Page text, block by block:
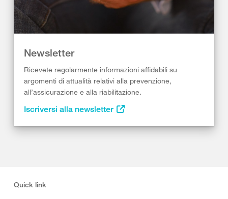
Newsletter
Ricevete regolarmente informazioni affidabili su
argomenti di attualità relativi alla prevenzione,
all’assicurazione e alla riabilitazione.
Iscriversi alla newsletter
Quick link